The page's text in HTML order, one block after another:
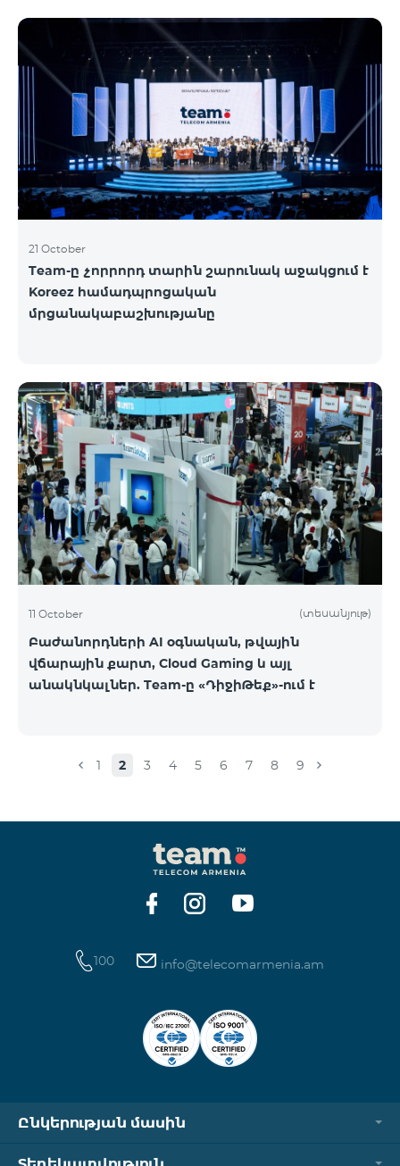
21 October
Team-ը չորրորդ տարին շարունակ աջակցում է
Koreez համադպրոցական
մրցանակաբաշխությանը
11 October (տեսանյութ)
Բաժանորդների AI օգնական, թվային
վճարային քարտ, Cloud Gaming և այլ
անակնկալներ. Team-ը «ԴիջիԹեք»-ում է
1 2 3 4 5 6 7 8 9
100 info@telecomarmenia.am
Ընկերության մասին